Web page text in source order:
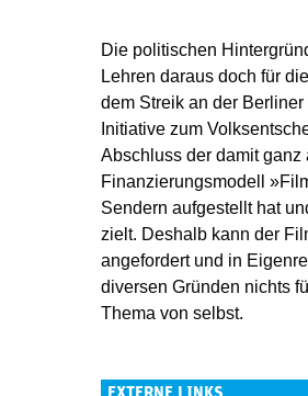
Die politischen
Lehren daraus doch für
dem Streik an der
Initiative zum
Abschluss der damit
Finanzierungs­modell
Sendern aufgestellt hat
zielt. Deshalb kann der
angefordert und in
diversen Gründen nichts
Thema von selbst.